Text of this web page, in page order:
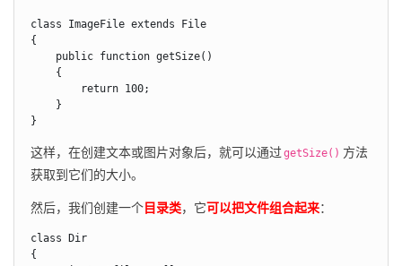
class ImageFile extends File
{
    public function getSize()
    {
        return 100;
    }
}
这样，在创建文本或图片对象后，就可以通过 getSize() 方法
获取到它们的大小。
然后，我们创建一个目录类，它可以把文件组合起来：
class Dir
{